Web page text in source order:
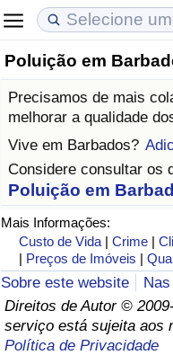
Poluição em
Precisamos de mais
melhorar a qualidade
Vive em Barbados?
Considere consultar os
Poluição em
Mais Informações:
Custo de Vida |Crime |
| Preços de Imóveis |
Sobre este website
Direitos de Autor ©
serviço está sujeita aos
Política de Privacidade
Custo de Vida
Indicador de Custo de
Indicador de Custo de
Indicador de Custo de
em Aqaba
Preços de Imóveis
Indicador de Preços
Indicador de Preços
Indicador de Preços
Qualidade de Vida
Indicador de
Indicador de
Índice de qualidade
Crime
Taxa do Indicador de
Indicador de Crime